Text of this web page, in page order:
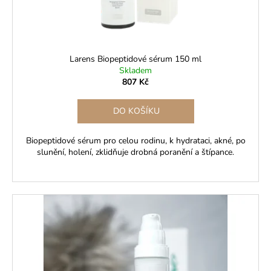
Larens Biopeptidové sérum 150 ml
Skladem
807 Kč
DO KOŠÍKU
Biopeptidové sérum pro celou rodinu, k hydrataci, akné, po
slunění, holení, zklidňuje drobná poranění a štípance.